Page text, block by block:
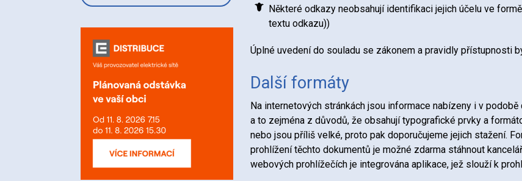
Některé odkazy neobsahují identifikaci jejich účelu ve
textu odkazu))
Úplné uvedení do souladu se zákonem a pravidly přístupnosti
Další formáty
Na internetových stránkách jsou informace nabízeny i v podobě
a to zejména z důvodů, že obsahují typografické prvky a
nebo jsou příliš velké, proto pak doporučujeme jejich stažení.
prohlížení těchto dokumentů je možné zdarma stáhnout
webových prohlížečích je integrována aplikace, jež slouží k